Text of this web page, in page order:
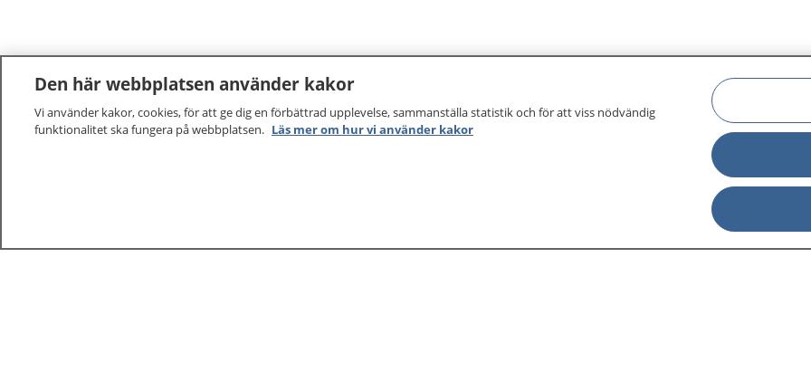
Den här webbplatsen använder kakor
Vi använder kakor, cookies, för att ge dig en förbättrad upplevelse, sammanställa statistik och för att viss nödvändig
funktionalitet ska fungera på webbplatsen. Läs mer om hur vi använder kakor